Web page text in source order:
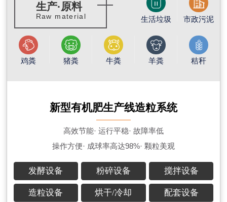
生活垃圾 市政污泥
鸡粪 猪粪 牛粪 羊粪 秸秆
生产·原料
Raw material
新型有机肥生产线造粒系统
高效节能· 运行平稳· 故障率低
操作方便· 成球率高达98%· 颗粒美观
发酵设备 粉碎设备 搅拌设备
造粒设备 烘干/冷却 配套设备